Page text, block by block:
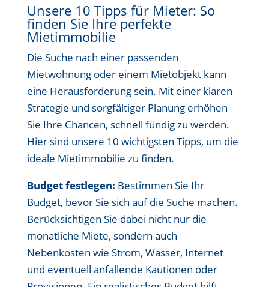
Unsere 10 Tipps für Mieter: So
finden Sie Ihre perfekte
Mietimmobilie
Die Suche nach einer passenden
Mietwohnung oder einem Mietobjekt kann
eine Herausforderung sein. Mit einer klaren
Strategie und sorgfältiger Planung erhöhen
Sie Ihre Chancen, schnell fündig zu werden.
Hier sind unsere 10 wichtigsten Tipps, um die
ideale Mietimmobilie zu finden.
Budget festlegen: Bestimmen Sie Ihr
Budget, bevor Sie sich auf die Suche machen.
Berücksichtigen Sie dabei nicht nur die
monatliche Miete, sondern auch
Nebenkosten wie Strom, Wasser, Internet
und eventuell anfallende Kautionen oder